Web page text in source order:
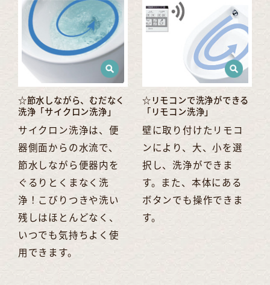
☆節水しながら、むだなく
洗浄「サイクロン洗浄」
サイクロン洗浄は、便
器側面からの水流で、
節水しながら便器内を
ぐるりとくまなく洗
浄！こびりつきや洗い
残しはほとんどなく、
いつでも気持ちよく使
用できます。
☆リモコンで洗浄ができる
「リモコン洗浄」
壁に取り付けたリモコ
ンにより、大、小を選
択し、洗浄ができま
す。また、本体にある
ボタンでも操作できま
す。